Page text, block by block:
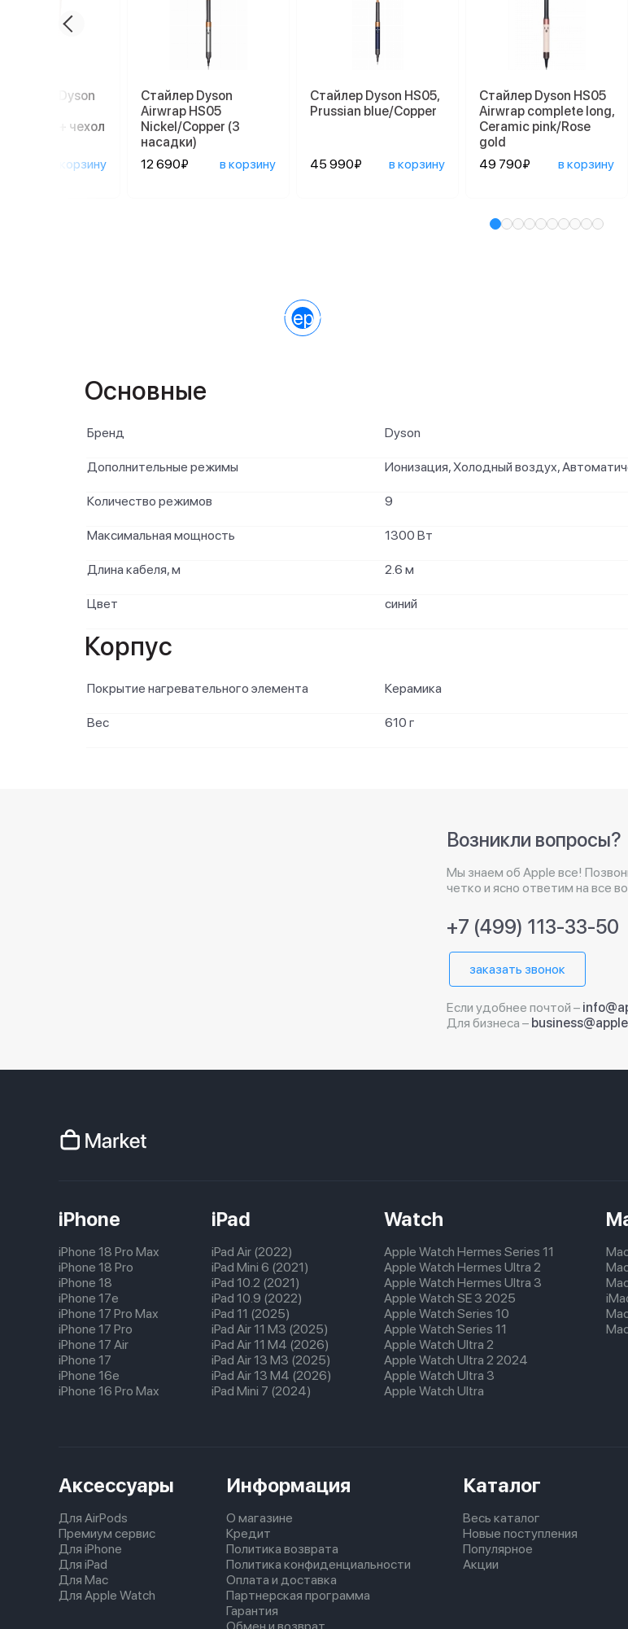
Dyson
Nickel + чехол
в корзину
Стайлер Dyson
Airwrap HS05
Nickel/Copper (3
насадки)
12 690₽
в корзину
Стайлер Dyson HS05,
Prussian blue/Copper
45 990₽ в корзину
Стайлер Dyson HS05
Airwrap complete long,
Ceramic pink/Rose
gold
49 790₽
в корзину
Характеристики
Основные
Бренд Dyson
Дополнительные режимы Ионизация, Холодный воздух,
Количество режимов 9
Максимальная мощность 1300 Вт
Длина кабеля, м 2.6 м
Цвет синий
Корпус
Покрытие нагревательного элемента Керамика
Вес 610 г
Возникли вопросы?
Мы знаем об Apple все!
четко и ясно ответим на все
+7 (499) 113-33-50
заказать звонок
Если удобнее почтой –
Для бизнеса –
iPhone
iPhone 18 Pro Max
iPhone 18 Pro
iPhone 18
iPhone 17e
iPhone 17 Pro Max
iPhone 17 Pro
iPhone 17 Air
iPhone 17
iPhone 16e
iPhone 16 Pro Max
iPad
iPad Air (2022)
iPad Mini 6 (2021)
iPad 10.2 (2021)
iPad 10.9 (2022)
iPad 11 (2025)
iPad Air 11 M3 (2025)
iPad Air 11 M4 (2026)
iPad Air 13 M3 (2025)
iPad Air 13 M4 (2026)
iPad Mini 7 (2024)
Watch
Apple Watch Hermes Series 11
Apple Watch Hermes Ultra 2
Apple Watch Hermes Ultra 3
Apple Watch SE 3 2025
Apple Watch Series 10
Apple Watch Series 11
Apple Watch Ultra 2
Apple Watch Ultra 2 2024
Apple Watch Ultra 3
Apple Watch Ultra
Аксессуары
Для AirPods
Премиум сервис
Для iPhone
Для iPad
Для Mac
Для Apple Watch
Информация
О магазине
Кредит
Политика возврата
Политика конфиденциальности
Оплата и доставка
Партнерская программа
Гарантия
Каталог
Весь каталог
Новые поступления
Популярное
Акции